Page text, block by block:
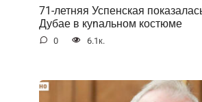
71-летняя Успенская
Дубае в куnальном костюме
0 6.1к.